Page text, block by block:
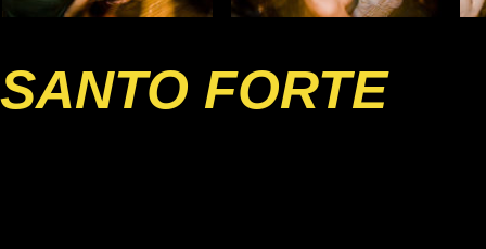
SANTO FORTE